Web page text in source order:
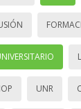
UNR